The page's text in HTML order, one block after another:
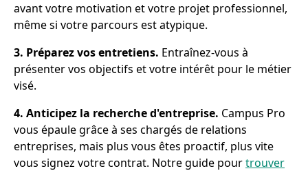
avant votre motivation et votre projet professionnel,
même si votre parcours est atypique.
3. Préparez vos entretiens. Entraînez-vous à
présenter vos objectifs et votre intérêt pour le métier
visé.
4. Anticipez la recherche d'entreprise. Campus Pro
vous épaule grâce à ses chargés de relations
entreprises, mais plus vous êtes proactif, plus vite
vous signez votre contrat. Notre guide pourtrouver